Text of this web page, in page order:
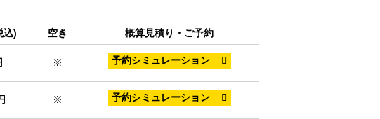
込) 空き
概算見積り・ご予約
※
※